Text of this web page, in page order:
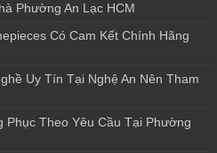
Phường An Lạc HCM
Có Cam Kết Chính Hãng
Uy Tín Tại Nghệ An Nên Tham
Theo Yêu Cầu Tại Phường